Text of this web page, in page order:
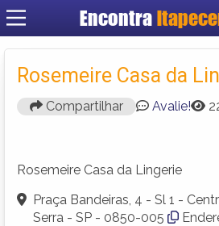
Encontra
Criar
Rosemeire Casa da
Compartilhar Avalie!
Rosemeire Casa da Lingerie
Praça Bandeiras, 4 - Sl 1 -
Serra - SP - 0850-005